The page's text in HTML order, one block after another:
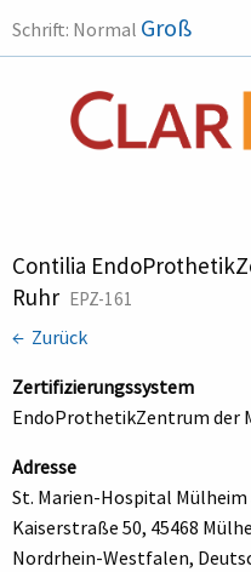
Schrift: Normal Groß
Contilia
Ruhr EPZ-161
← Zurück
Zertifizierungssystem
EndoProthetikZentrum der
Adresse
St. Marien-Hospital Mülheim
Kaiserstraße 50, 45468
Nordrhein-Westfalen,